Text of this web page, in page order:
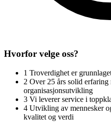
Hvorfor velge oss?
1 Troverdighet er
2 Over 25 års solid
organisasjonsutvikling
3 Vi leverer service i
4 Utvikling av mennesker
kvalitet og verdi